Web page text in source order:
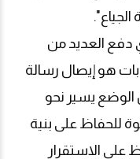
دفع العديد من
هو إيصال رسالة
يسير نحو
للحفاظ على بنية
على الاستقرار